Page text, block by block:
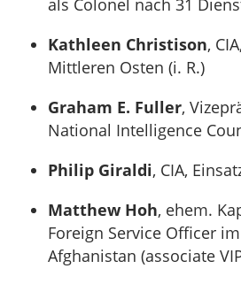
als Colonel nach 31
Kathleen Christison,
Mittleren Osten (i. R.)
Graham E. Fuller,
National Intelligence
Philip Giraldi, CIA,
Matthew Hoh, ehem.
Foreign Service Officer
Afghanistan (associate